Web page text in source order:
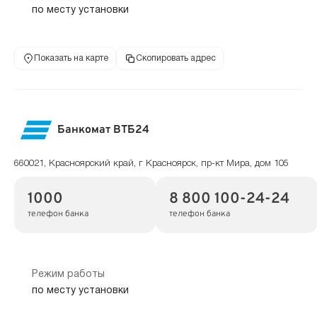
по месту установки
Показать на карте Скопировать адрес
Банкомат ВТБ24
660021, Красноярский край, г Красноярск, пр-кт Мира, дом 105
1000
телефон банка
8 800 100-24-24
телефон банка
Режим работы
по месту установки